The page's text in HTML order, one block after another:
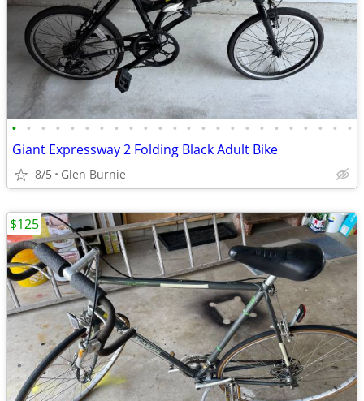
• • • • • • • • • • • • • • • • • • • • • • • •
Giant Expressway 2 Folding Black Adult Bike
8/5 Glen Burnie
$125